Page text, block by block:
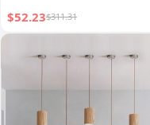
$52.23$311.31